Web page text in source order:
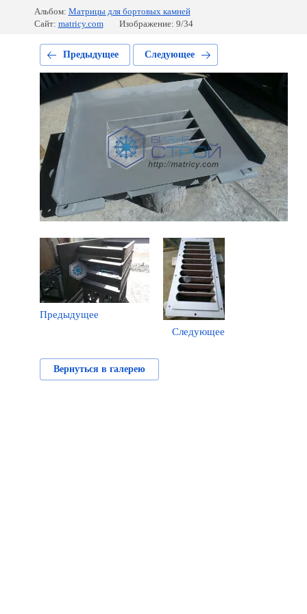
Альбом: Матрицы для бортовых камней
Сайт: matricy.com Изображение: 9/34
Предыдущее Следующее
Предыдущее
Следующее
Вернуться в галерею